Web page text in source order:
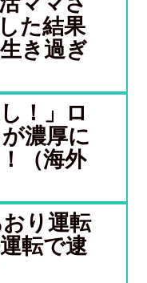
た結果
き過ぎ
！」ロ
濃厚に
（海外
おり運転
転で逮